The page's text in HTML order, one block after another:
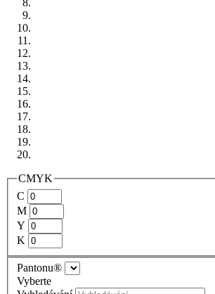
CMYK
C
M
Y
K
Pantonu®
Vyberte